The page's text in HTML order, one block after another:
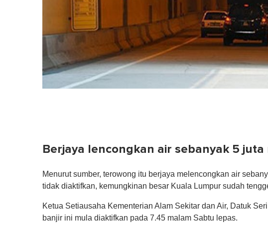
Berjaya lencongkan air sebanyak 5
Menurut sumber, terowong itu berjaya melencongkan air
tidak diaktifkan, kemungkinan besar Kuala Lumpur sudah
Ketua Setiausaha Kementerian Alam Sekitar dan Air, Datuk
banjir ini mula diaktifkan pada 7.45 malam Sabtu lepas.